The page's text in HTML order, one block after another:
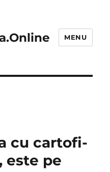
MENU
cu cartofi-
este pe